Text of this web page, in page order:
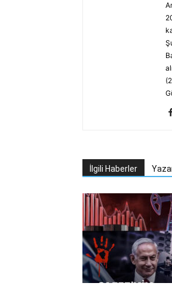
İlgili Haberler